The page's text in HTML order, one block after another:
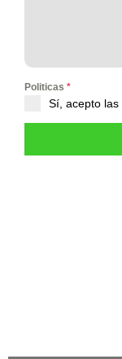
Politicas *
Sí, acepto las